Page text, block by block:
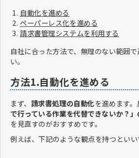
自動化を進める
ペーパーレス化を進める
請求書管理システムを利用する
自社に合った方法で、無理のない範囲
い。
方法1.自動化を進める
まず、 請求書処理の自動化を進めます
で行っている作業を代替できないか？」
を見直すのがおすすめです。
例えば、下記のような観点を持つといい